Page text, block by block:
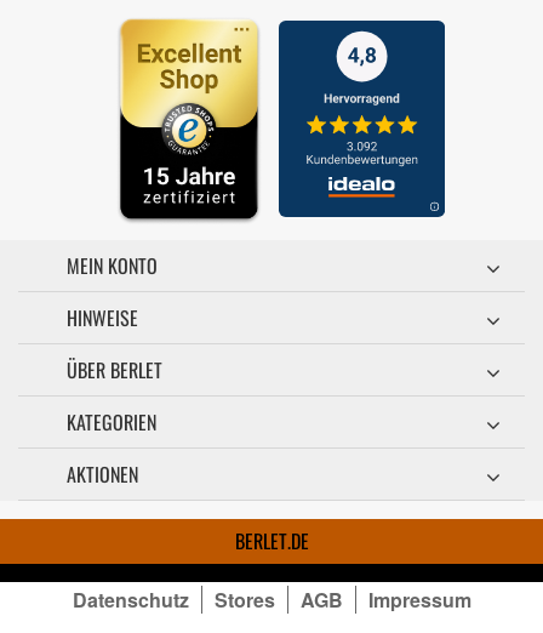
MEIN KONTO
HINWEISE
ÜBER BERLET
KATEGORIEN
AKTIONEN
BERLET.DE
Datenschutz Stores AGB Impressum